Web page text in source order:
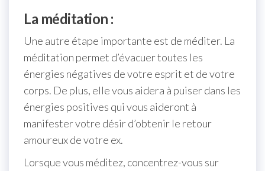
La méditation :
Une autre étape importante est de méditer. La
méditation permet d’évacuer toutes les
énergies négatives de votre esprit et de votre
corps. De plus, elle vous aidera à puiser dans les
énergies positives qui vous aideront à
manifester votre désir d’obtenir le retour
amoureux de votre ex.
Lorsque vous méditez, concentrez-vous sur